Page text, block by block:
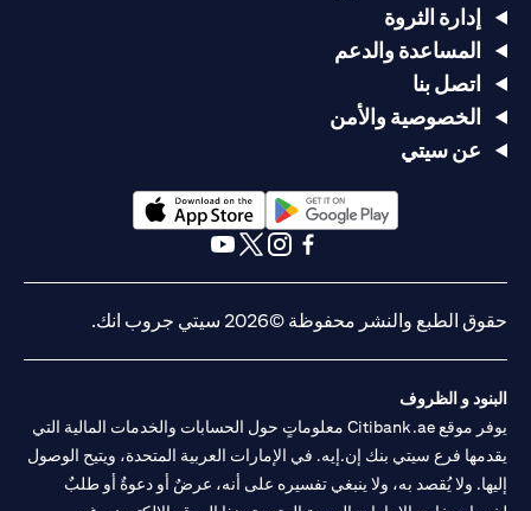
إدارة الثروة
المساعدة والدعم
اتصل بنا
الخصوصية والأمن
عن سيتي
(opens in a new tab)
حقوق الطبع والنشر محفوظة ©2026 سيتي جروب انك.
البنود و الظروف
يوفر موقع Citibank.ae معلوماتٍ حول الحسابات والخدمات المالية التي
يقدمها فرع سيتي بنك إن.إيه. في الإمارات العربية المتحدة، ويتيح الوصول
إليها. ولا يُقصد به، ولا ينبغي تفسيره على أنه، عرضٌ أو دعوةٌ أو طلبٌ